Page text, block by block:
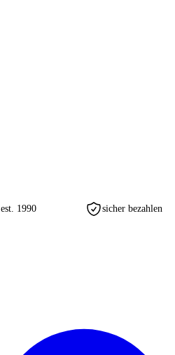
est. 1990 sicher bezahlen